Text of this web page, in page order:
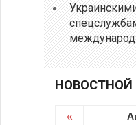
НОВОСТНОЙ
«